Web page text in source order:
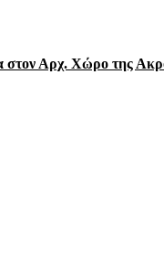
στον Αρχ. Χώρο της